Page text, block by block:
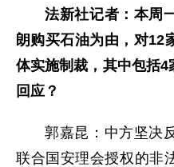
法新社记者：本周
朗购买石油为由，对12
体实施制裁，其中包括
回应？
郭嘉昆：中方坚决
联合国安理会授权的非